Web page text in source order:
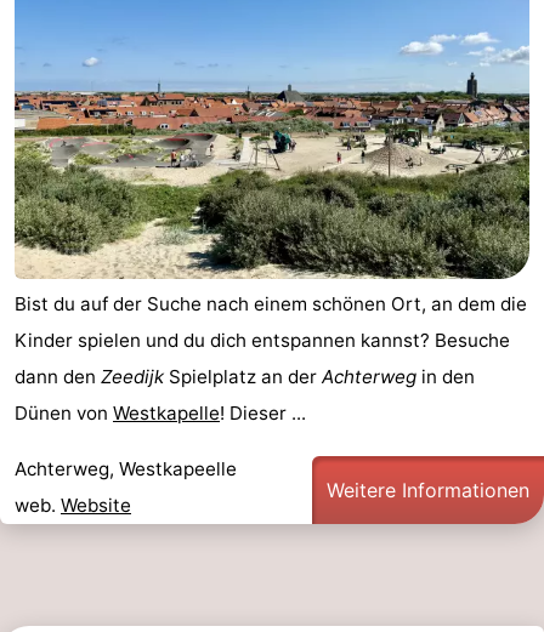
Bist du auf der Suche nach einem schönen Ort, an dem die
Kinder spielen und du dich entspannen kannst? Besuche
dann den Zeedijk Spielplatz an der Achterweg in den
Dünen von Westkapelle! Dieser ...
Achterweg, Westkapeelle
web. Website
Weitere Informationen